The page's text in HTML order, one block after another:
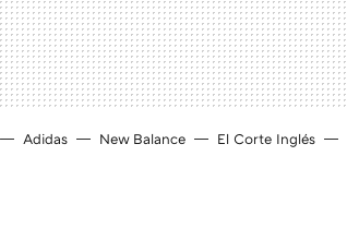
Adidas New Balance El Corte Inglés